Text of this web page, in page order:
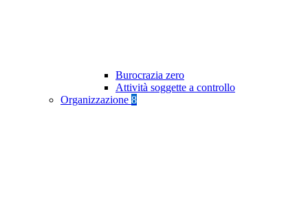
Burocrazia zero
Attività soggette a controllo
Organizzazione 8